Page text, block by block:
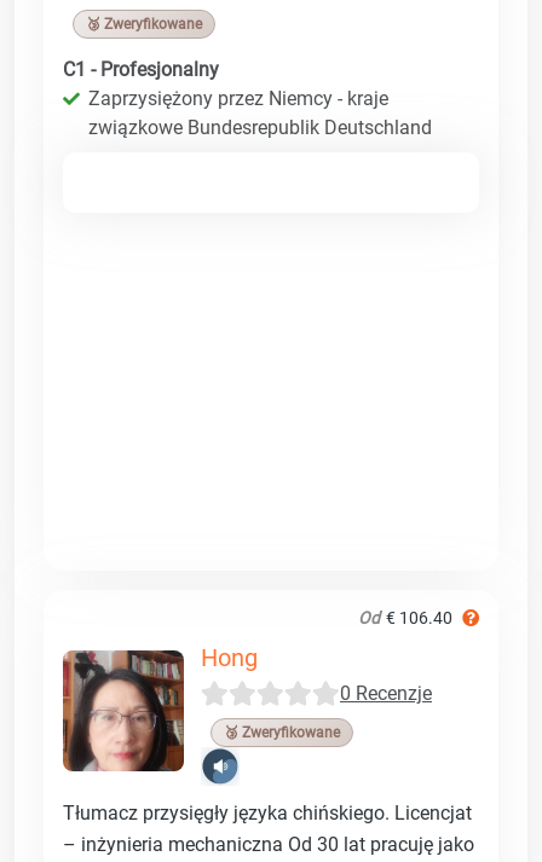
🥉 Zweryfikowane
C1 - Profesjonalny
Zaprzysiężony przez Niemcy - kraje
związkowe Bundesrepublik Deutschland
Od € 106.40
Hong
0 Recenzje
🥉 Zweryfikowane
Tłumacz przysięgły języka chińskiego. Licencjat
– inżynieria mechaniczna Od 30 lat pracuję jako